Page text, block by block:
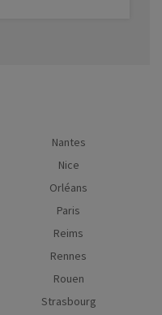
Nantes
Nice
Orléans
Paris
Reims
Rennes
Rouen
Strasbourg